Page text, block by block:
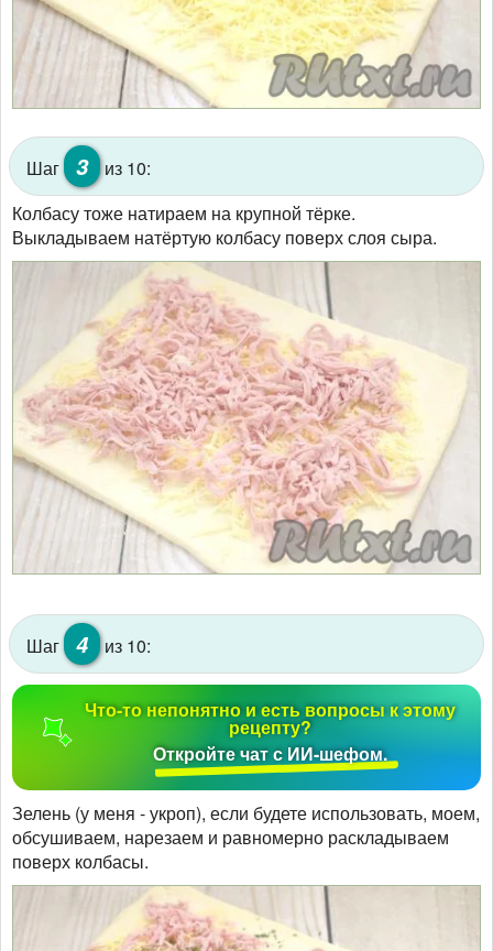
Шаг 3
из 10:
Колбасу тоже натираем на крупной тёрке.
Выкладываем натёртую колбасу поверх слоя сыра.
Шаг 4 из 10:
Что-то непонятно и есть вопросы к этому
рецепту?
Откройте чат с ИИ-шефом.
Зелень (у меня - укроп), если будете использовать, моем,
обсушиваем, нарезаем и равномерно раскладываем
поверх колбасы.